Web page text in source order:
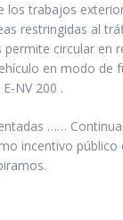
los trabajos
restringidas al
circular
en modo
NV 200 .
……
incentivo